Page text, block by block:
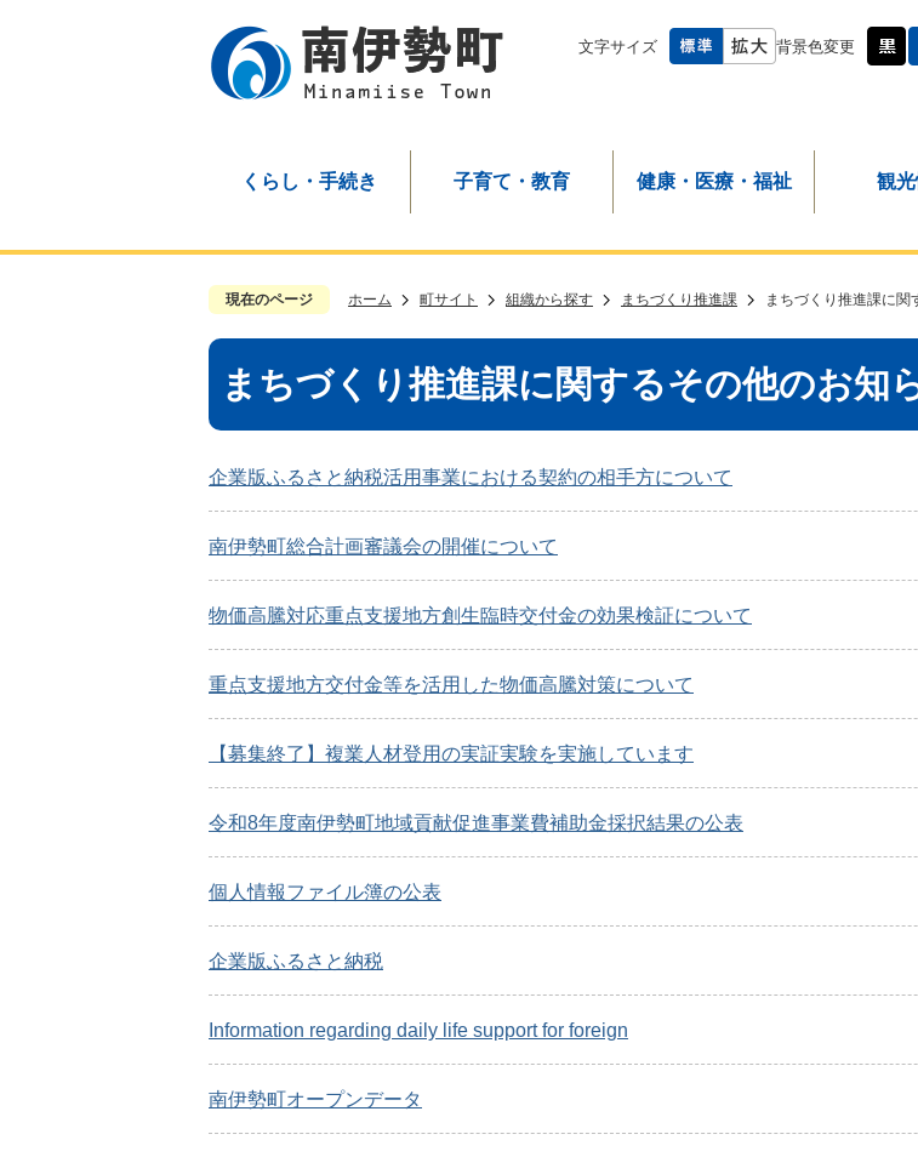
文字サイズ 背景色変更
くらし・手続き 子育て・教育 健康・医療・福祉 観
現在のページ ホーム 町サイト 組織から探す まちづくり推進課 まちづくり推進課に関
まちづくり推進課に関するその他のお知
企業版ふるさと納税活用事業における契約の相手方について
南伊勢町総合計画審議会の開催について
物価高騰対応重点支援地方創生臨時交付金の効果検証について
重点支援地方交付金等を活用した物価高騰対策について
【募集終了】複業人材登用の実証実験を実施しています
令和8年度南伊勢町地域貢献促進事業費補助金採択結果の公表
個人情報ファイル簿の公表
企業版ふるさと納税
Information regarding daily life support for foreign
南伊勢町オープンデータ